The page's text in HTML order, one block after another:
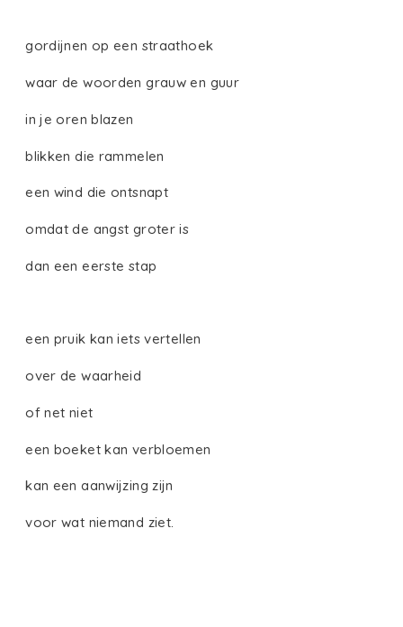
gordijnen op een straathoek
waar de woorden grauw en guur
in je oren blazen
blikken die rammelen
een wind die ontsnapt
omdat de angst groter is
dan een eerste stap
een pruik kan iets vertellen
over de waarheid
of net niet
een boeket kan verbloemen
kan een aanwijzing zijn
voor wat niemand ziet.